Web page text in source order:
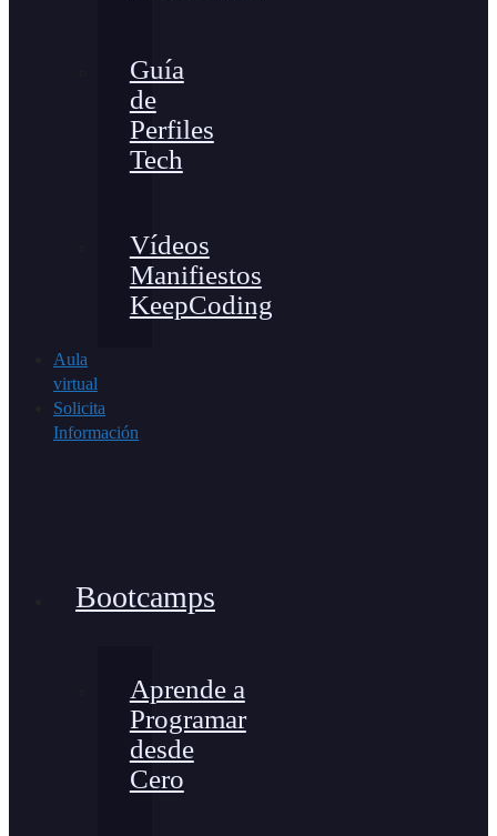
Guía
de
Perfiles
Tech
Vídeos
Manifiestos
KeepCoding
Aula
virtual
Solicita
Información
Bootcamps
Aprende a
Programar
desde
Cero